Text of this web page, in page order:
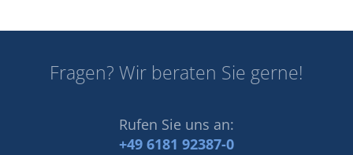
Fragen? Wir beraten Sie gerne!
Rufen Sie uns an:
+49 6181 92387-0